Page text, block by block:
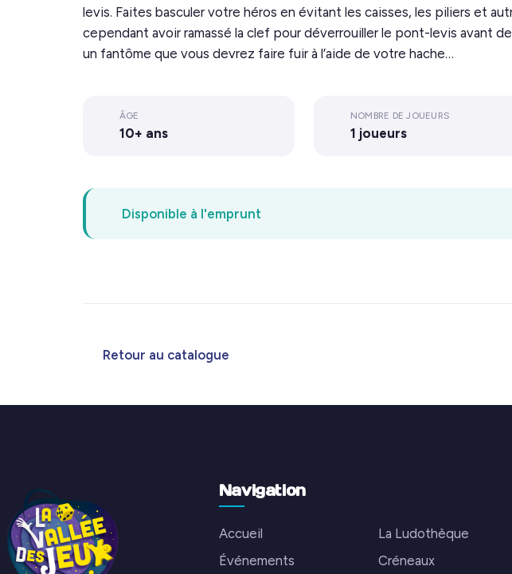
levis. Faites basculer votre héros en évitant les caisses, les piliers et
cependant avoir ramassé la clef pour déverrouiller le pont-levis avant
un fantôme que vous devrez faire fuir à l’aide de votre hache…
ÂGE
10+ ans
NOMBRE DE JOUEURS
1 joueurs
Disponible à l'emprunt
Retour au catalogue
Navigation
Accueil
La Ludothèque
Événements
Créneaux